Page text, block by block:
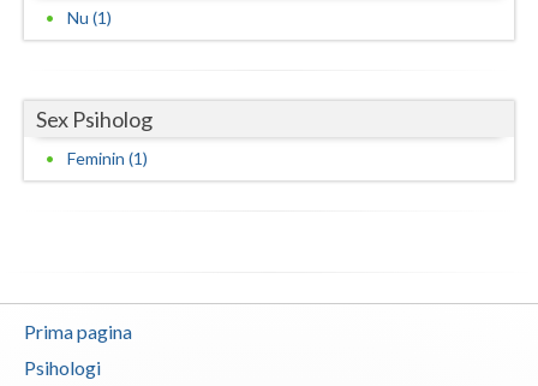
Timis
Valcea
Vaslui
Nu (1)
Sex Psiholog
Feminin (1)
Prima pagina
Psihologi